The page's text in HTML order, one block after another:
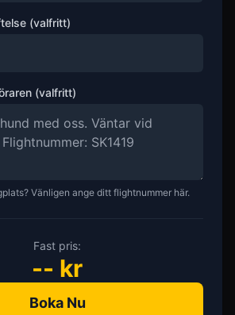
(valfritt)
(valfritt)
Vänligen ange ditt flightnummer här.
Fast pris:
-- kr
Boka Nu